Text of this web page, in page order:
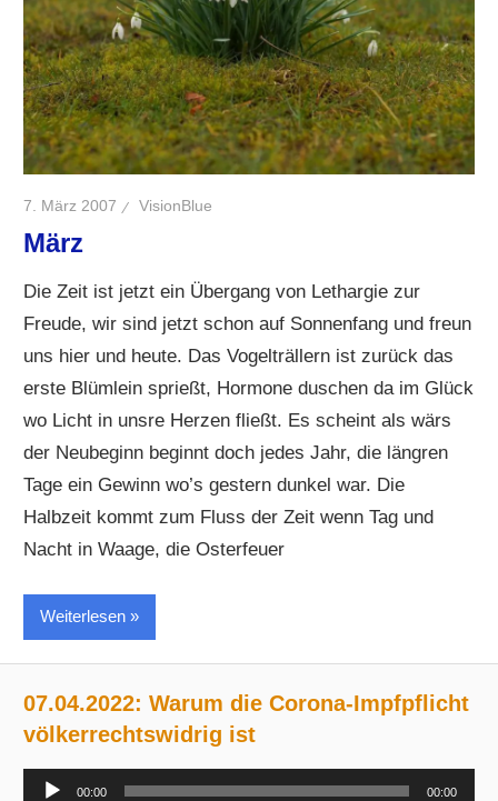
7. März 2007 VisionBlue
März
Die Zeit ist jetzt ein Übergang von Lethargie zur
Freude, wir sind jetzt schon auf Sonnenfang und freun
uns hier und heute. Das Vogelträllern ist zurück das
erste Blümlein sprießt, Hormone duschen da im Glück
wo Licht in unsre Herzen fließt. Es scheint als wärs
der Neubeginn beginnt doch jedes Jahr, die längren
Tage ein Gewinn wo’s gestern dunkel war. Die
Halbzeit kommt zum Fluss der Zeit wenn Tag und
Nacht in Waage, die Osterfeuer
Weiterlesen
07.04.2022: Warum die Corona-Impfpflicht
völkerrechtswidrig ist
Audio-
00:00 00:00